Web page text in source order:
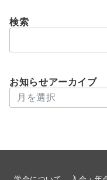
検索
お知らせアーカイブ
アーカイブ